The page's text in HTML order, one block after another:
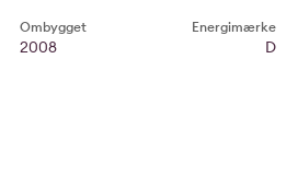
Ombygget
2008
Energimærke
D